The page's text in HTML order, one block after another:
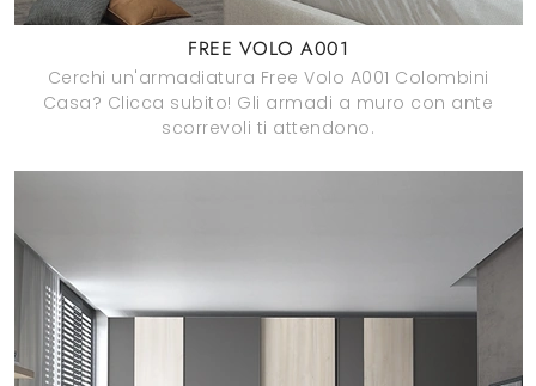
FREE VOLO A001
Cerchi un'armadiatura Free Volo A001 Colombini
Casa? Clicca subito! Gli armadi a muro con ante
scorrevoli ti attendono.